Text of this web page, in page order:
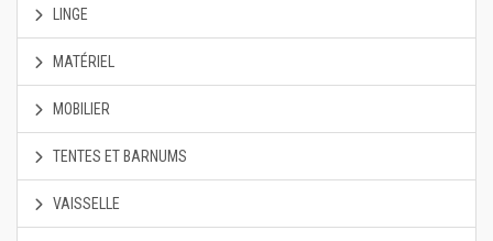
LINGE
MATÉRIEL
MOBILIER
TENTES ET BARNUMS
VAISSELLE